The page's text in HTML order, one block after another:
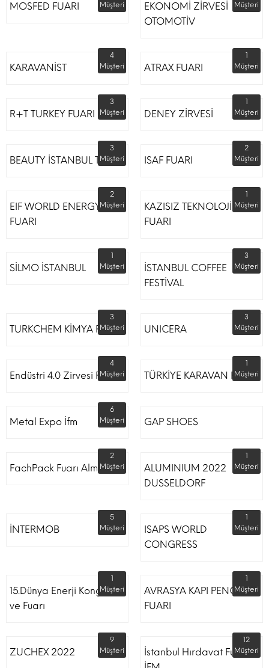
MOSFED FUARI
Müşteri
EKONOMİ ZİRVESİ
OTOMOTİV
Müşteri
KARAVANİST
4
Müşteri
ATRAX FUARI
1
Müşteri
R+T TURKEY FUARI
3
Müşteri
DENEY ZİRVESİ
1
Müşteri
BEAUTY İSTANBUL TÜYAP
3
Müşteri
ISAF FUARI
2
Müşteri
EIF WORLD ENERGY
FUARI
2
Müşteri
KAZISIZ TEKNOLOJİLER
FUARI
1
Müşteri
SİLMO İSTANBUL
1
Müşteri
İSTANBUL COFFEE
FESTİVAL
3
Müşteri
TURKCHEM KİMYA FUARI
3
Müşteri
UNICERA
3
Müşteri
Endüstri 4.0 Zirvesi Fuarı
4
Müşteri
TÜRKİYE KARAVAN FUARI
1
Müşteri
Metal Expo İfm
6
Müşteri
GAP SHOES
FachPack Fuarı Almanya
2
Müşteri
ALUMINIUM 2022
DUSSELDORF
1
Müşteri
İNTERMOB
5
Müşteri
ISAPS WORLD
CONGRESS
1
Müşteri
15.Dünya Enerji Kongresi
ve Fuarı
1
Müşteri
AVRASYA KAPI PENCERE
FUARI
1
Müşteri
ZUCHEX 2022
9
Müşteri
İstanbul Hırdavat Fuarı
12
Müşteri